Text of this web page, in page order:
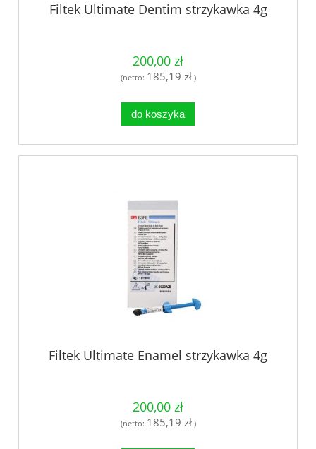
Filtek Ultimate Dentim strzykawka 4g
200,00 zł
(netto: 185,19 zł)
do koszyka
Filtek Ultimate Enamel strzykawka 4g
200,00 zł
(netto: 185,19 zł)